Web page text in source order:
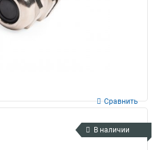
Сравнить
В наличии